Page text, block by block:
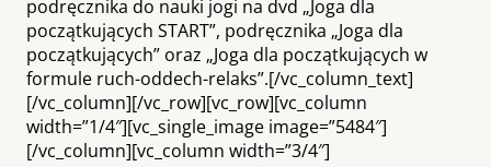
podręcznika do nauki jogi na dvd „Joga dla
początkujących START”, podręcznika „Joga dla
początkujących” oraz „Joga dla początkujących w
formule ruch-oddech-relaks”.[/vc_column_text]
[/vc_column][/vc_row][vc_row][vc_column
width=”1/4″][vc_single_image image=”5484″]
[/vc_column][vc_column width=”3/4″]